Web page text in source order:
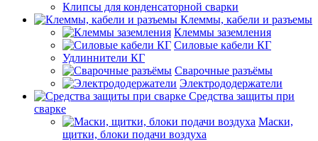
Клипсы для конденсаторной сварки
Клеммы, кабели и разъемы
Клеммы заземления
Силовые кабели КГ
Удлиннители КГ
Сварочные разъёмы
Электрододержатели
Средства защиты при
сварке
Маски,
щитки, блоки подачи воздуха